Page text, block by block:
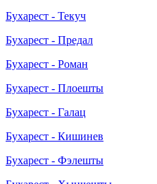
Бухарест - Текуч
Бухарест - Предал
Бухарест - Роман
Бухарест - Плоешты
Бухарест - Галац
Бухарест - Кишинев
Бухарест - Фэлешты